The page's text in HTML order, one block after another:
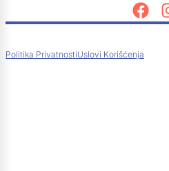
Politika PrivatnostiUslovi Korišćenja